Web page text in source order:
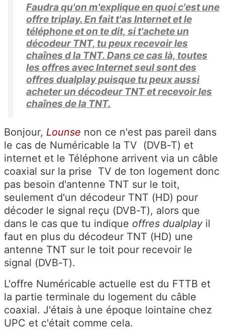
Faudra qu'on m'explique en quoi c'est une
offre triplay. En fait t'as Internet et le
téléphone et on te dit, si t'achete un
décodeur TNT, tu peux recevoir les
chaînes d la TNT. Dans ce cas là, toutes
les offres avec Internet seul sont des
offres dualplay puisque tu peux aussi
acheter un décodeur TNT et recevoir les
chaînes de la TNT.
Bonjour, Lounse non ce n'est pas pareil dans
le cas de Numéricable la TV (DVB-T) et
internet et le Téléphone arrivent via un câble
coaxial sur la prise TV de ton logement donc
pas besoin d'antenne TNT sur le toit,
seulement d'un décodeur TNT (HD) pour
décoder le signal reçu (DVB-T), alors que
dans le cas que tu indique offres dualplay il
faut en plus du décodeur TNT (HD) une
antenne TNT sur le toit pour recevoir le
signal (DVB-T).
L'offre Numéricable actuelle est du FTTB et
la partie terminale du logement du câble
coaxial. J'étais à une époque lointaine chez
UPC et c'était comme cela.